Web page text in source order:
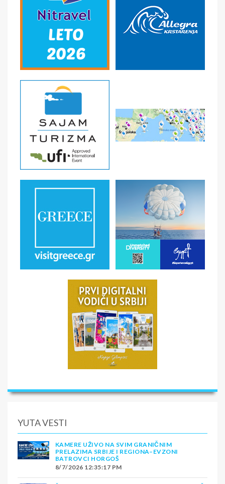
YUTA VESTI
KAMERE UŽIVO NA SVIM GRANIČNIM
PRELAZIMA SRBIJE I REGIONA–EVZONI
BATROVCI HORGOŠ
8/7/2026 12:35:17 PM